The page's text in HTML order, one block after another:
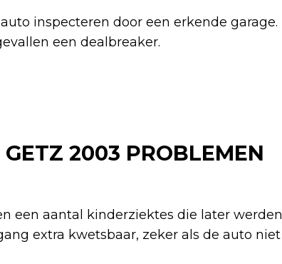
inspecteren door een erkende garage.
een dealbreaker.
2003 PROBLEMEN
een aantal kinderziektes die later werden
extra kwetsbaar, zeker als de auto niet